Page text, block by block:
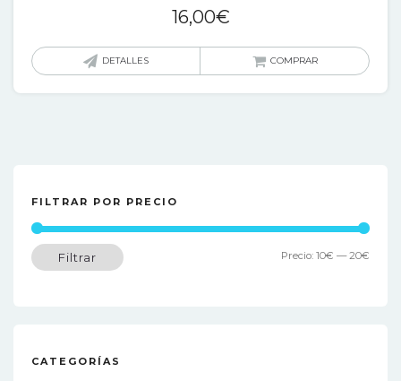
16,00€
DETALLES COMPRAR
FILTRAR POR PRECIO
Filtrar Precio: 10€ —20€
CATEGORÍAS